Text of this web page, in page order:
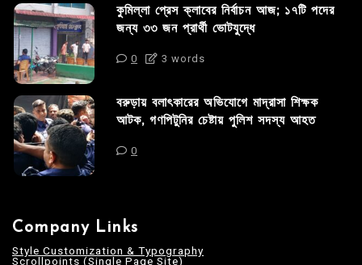
কুমিল্লা প্রেস ক্লাবের নির্বাচন আজ; ১৭টি পদের
জন্য ৩৩ জন প্রার্থী ভোটযুদ্ধে
0 3 words
বরুড়ায় বলাৎকারের অভিযোগে মাদ্রাসা শিক্ষক
আটক, গণপিটুনির চেষ্টায় পুলিশ সদস্য আহত
0
Company Links
Style Customization & Typography
Scrollpoints (Single Page Site)